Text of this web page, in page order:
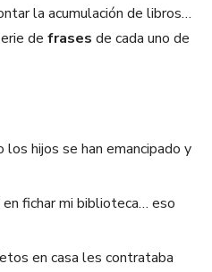
la acumulación de libros…
de frases de cada uno de
hijos se han emancipado y
en fichar mi biblioteca… eso
en casa les contrataba